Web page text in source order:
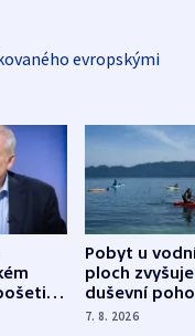
evropskými
Pobyt u
ploch zvyšuje
duševní
ukázala
7. 8. 2026